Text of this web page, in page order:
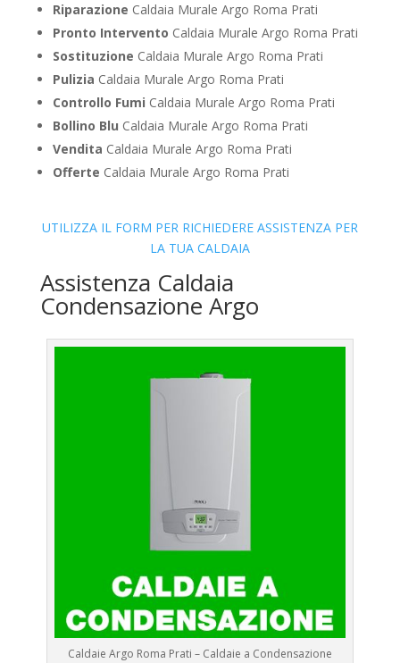
Riparazione Caldaia Murale Argo Roma Prati
Pronto Intervento Caldaia Murale Argo Roma Prati
Sostituzione Caldaia Murale Argo Roma Prati
Pulizia Caldaia Murale Argo Roma Prati
Controllo Fumi Caldaia Murale Argo Roma Prati
Bollino Blu Caldaia Murale Argo Roma Prati
Vendita Caldaia Murale Argo Roma Prati
Offerte Caldaia Murale Argo Roma Prati
UTILIZZA IL FORM PER RICHIEDERE ASSISTENZA PER
LA TUA CALDAIA
Assistenza Caldaia
Condensazione Argo
Caldaie Argo Roma Prati – Caldaie a Condensazione